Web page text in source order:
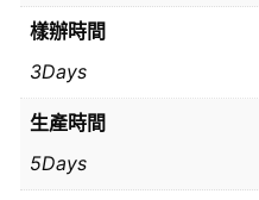
樣辦時間
3Days
生產時間
5Days